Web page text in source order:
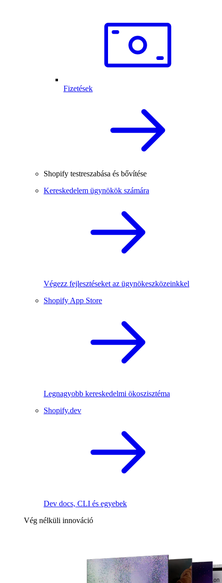
Fizetések
Shopify testreszabása és bővítése
Kereskedelem ügynökök számára
Végezz fejlesztéseket az ügynökeszközeinkkel
Shopify App Store
Legnagyobb kereskedelmi ökoszisztéma
Shopify.dev
Dev docs, CLI és egyebek
Vég nélküli innováció